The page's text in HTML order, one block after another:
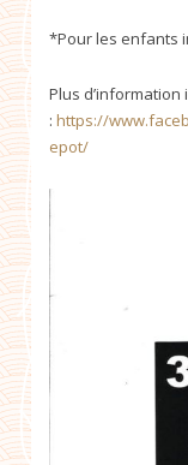
*Pour les enfants
Plus d’information
: https://
epot/